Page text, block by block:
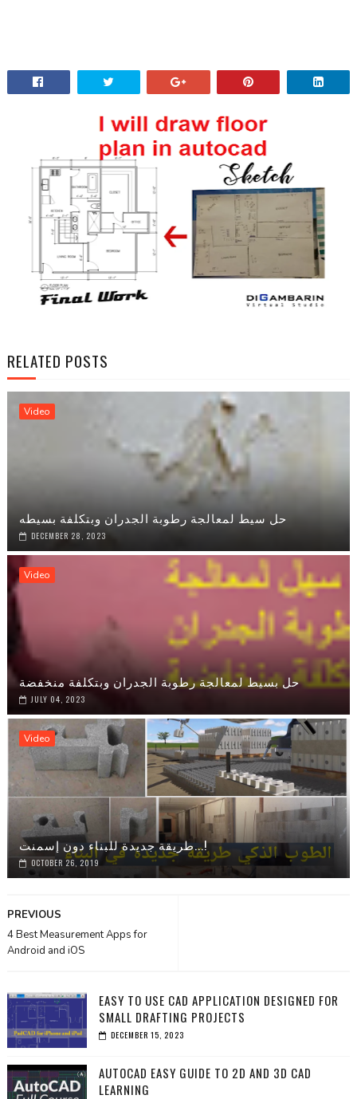
RELATED POSTS
Video
حل سيط لمعالجة رطوبة الجدران وبتكلفة بسيطه
DECEMBER 28, 2023
Video
حل بسيط لمعالجة رطوبة الجدران وبتكلفة منخفضة
JULY 04, 2023
Video
طريقة جديدة للبناء دون إسمنت...!
OCTOBER 26, 2019
PREVIOUS
4 Best Measurement Apps for
Android and iOS
EASY TO USE CAD APPLICATION DESIGNED FOR
SMALL DRAFTING PROJECTS
DECEMBER 15, 2023
AUTOCAD EASY GUIDE TO 2D AND 3D CAD
LEARNING